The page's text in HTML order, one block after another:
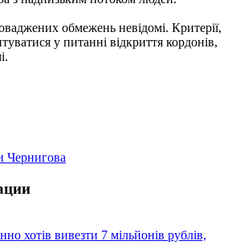
обмежень невідомі. Критерії,
у питанні відкриття кордонів,
Чернигова
хотів вивезти 7 мільйонів рублів,